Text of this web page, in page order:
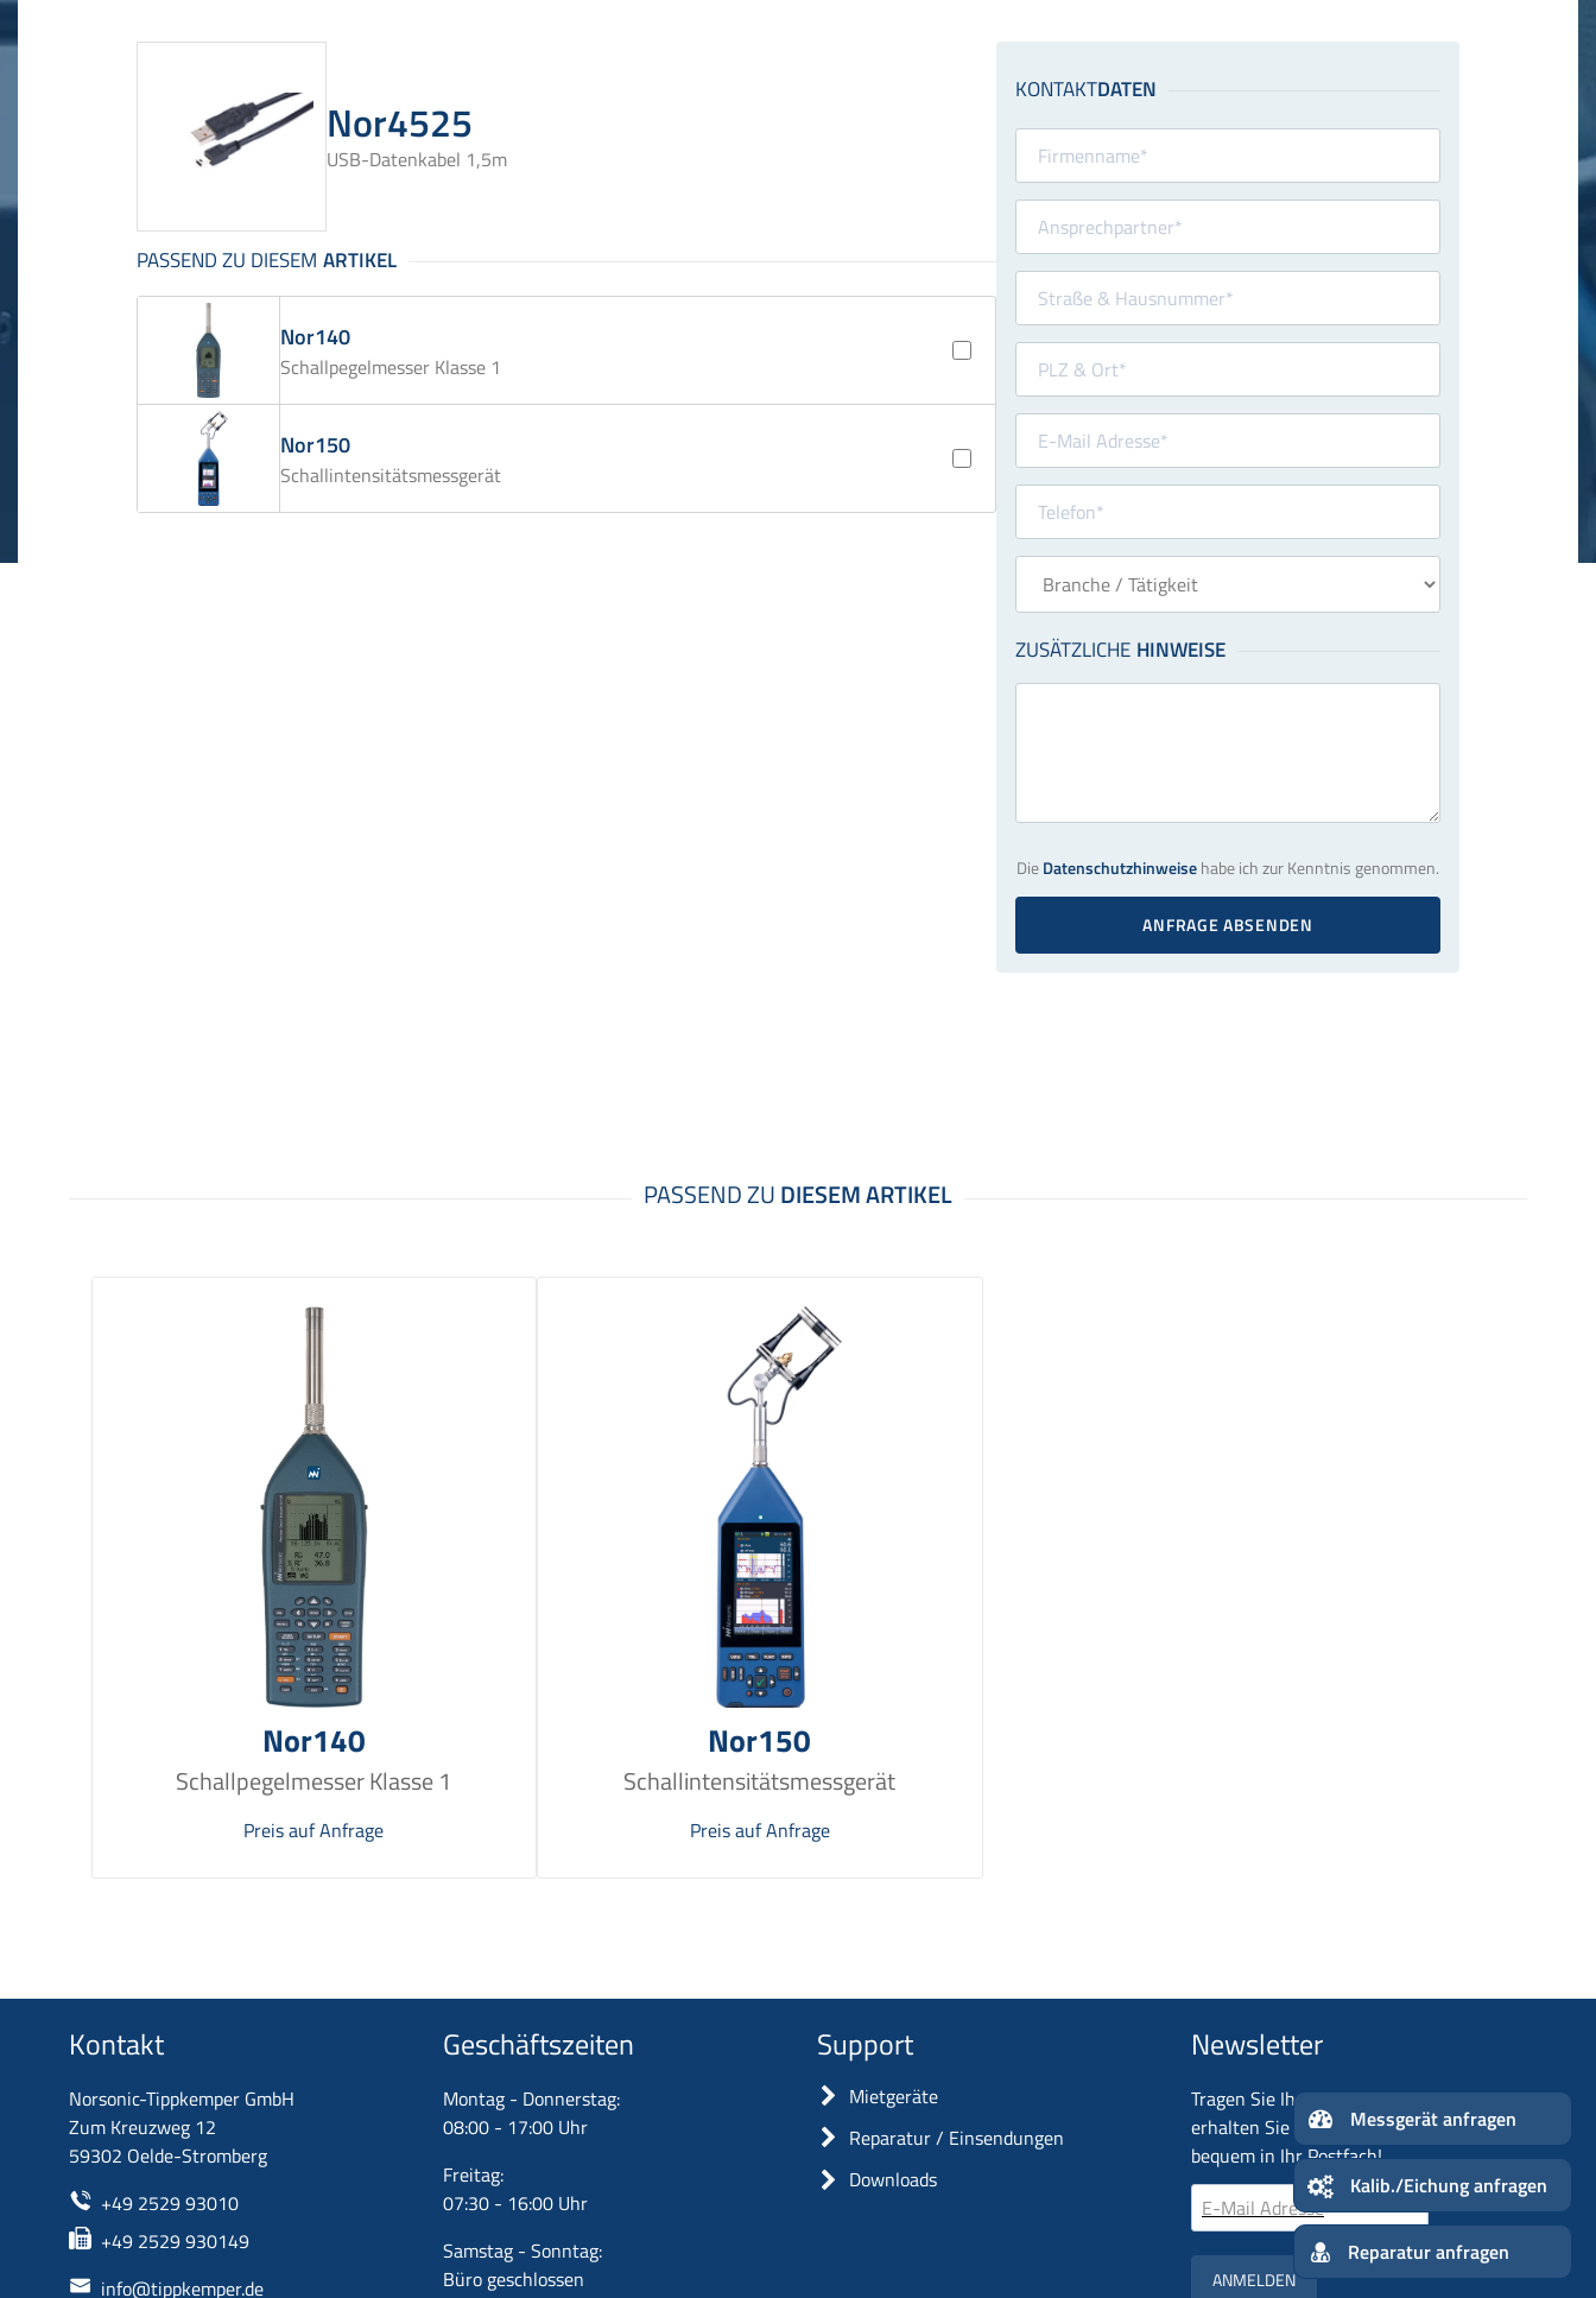
Nor4525
USB-Datenkabel 1,5m
Nor140
Schallpegelmesser Klasse 1
Nor150
Schallintensitätsmessgerät
DieDatenschutzhinweisehabe ich zur Kenntnis genommen.
ANFRAGE ABSENDEN
Nor140
Schallpegelmesser Klasse 1
Preis auf Anfrage
Nor150
Schallintensitätsmessgerät
Preis auf Anfrage
Kontakt
Norsonic-Tippkemper GmbH
Zum Kreuzweg 12
59302 Oelde-Stromberg
+49 2529 93010
+49 2529 930149
info@tippkemper.de
Geschäftszeiten
Montag - Donnerstag:
08:00 - 17:00 Uhr
Freitag:
07:30 - 16:00 Uhr
Samstag - Sonntag:
Büro geschlossen
Support
Mietgeräte
Reparatur / Einsendungen
Downloads
Newsletter
Tragen Sie Ihre E-Mail-Adresse ein und
erhalten Sie aktuelle Neuigkeiten ganz
bequem in Ihr Postfach!
ANMELDEN
Kalib./
Reparatur anfragen